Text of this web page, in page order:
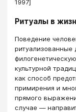
1997]
Ритуалы в
Поведение
ритуализованные
культурной
как способ
примирения и
прямого
случае —